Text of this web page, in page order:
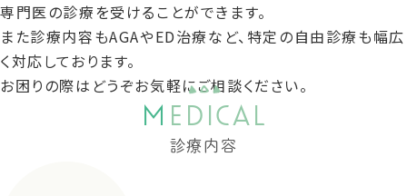
専門医の診療を受けることができます。
また診療内容もAGAやED治療など、特定の自由診療も幅広
く対応しております。
お困りの際はどうぞお気軽にご相談ください。
M EDICAL
診療内容